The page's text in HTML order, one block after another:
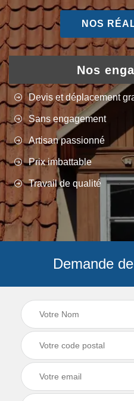
NOS
Nos
Devis et déplacement
Sans engagement
Artisan passionné
Prix imbattable
Travail de qualité
Demande